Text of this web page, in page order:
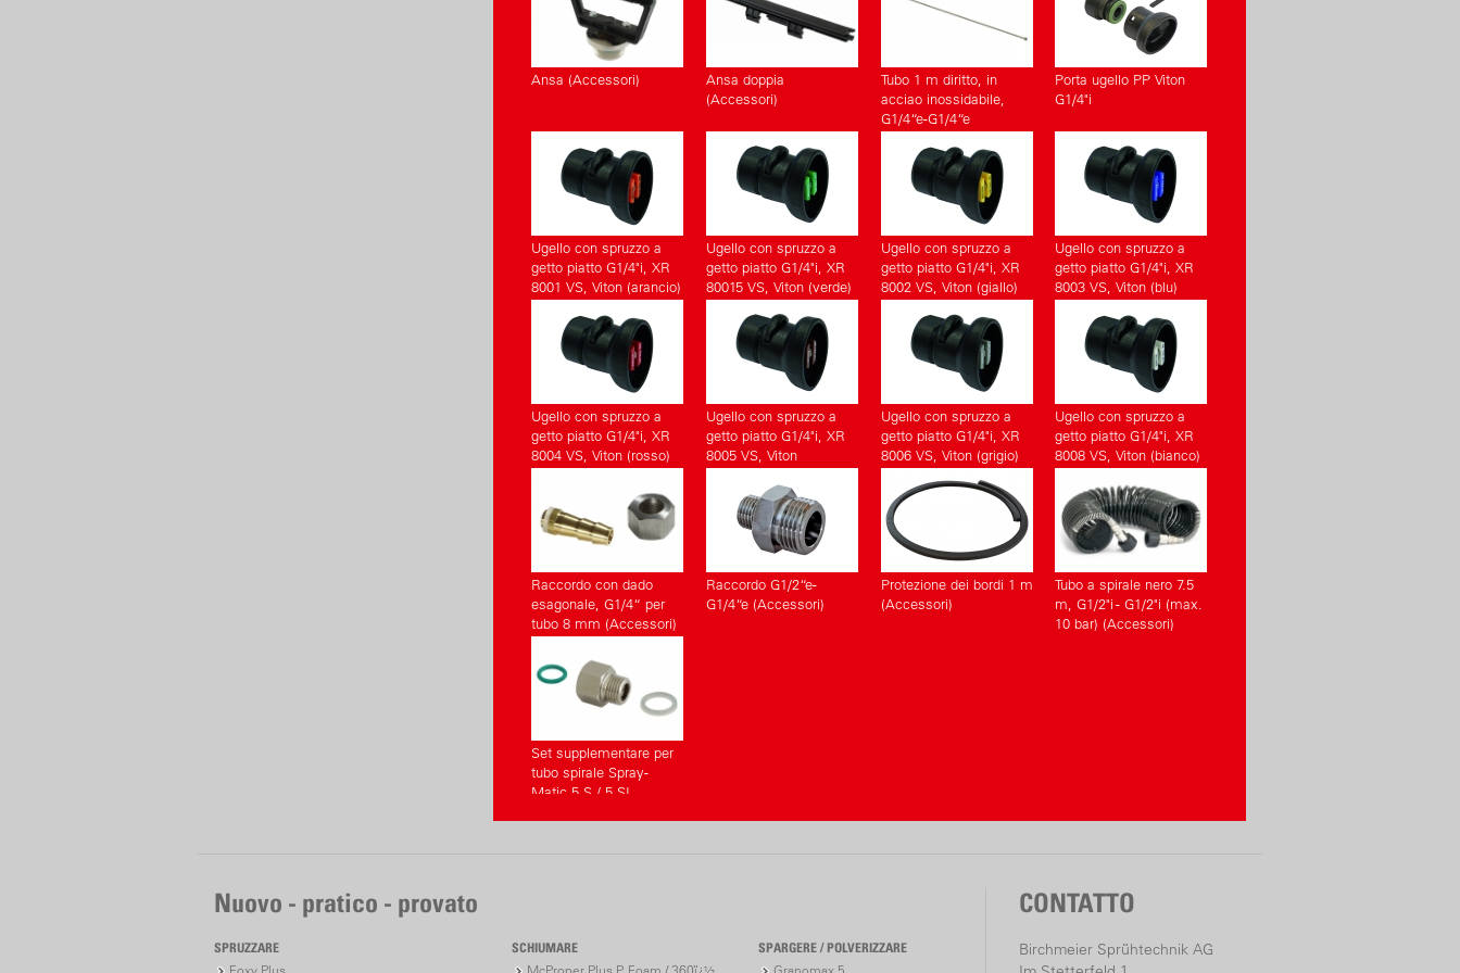
Ansa (Accessori)
Ansa doppia
(Accessori)
Tubo 1 m diritto, in
acciao inossidabile,
G1/4“e-G1/4“e
Porta ugello PP Viton
G1/4"i
Ugello con spruzzo a
getto piatto G1/4"i, XR
8001 VS, Viton (arancio)
Ugello con spruzzo a
getto piatto G1/4"i, XR
80015 VS, Viton (verde)
Ugello con spruzzo a
getto piatto G1/4"i, XR
8002 VS, Viton (giallo)
Ugello con spruzzo a
getto piatto G1/4"i, XR
8003 VS, Viton (blu)
Ugello con spruzzo a
getto piatto G1/4"i, XR
8004 VS, Viton (rosso)
Ugello con spruzzo a
getto piatto G1/4"i, XR
8005 VS, Viton
Ugello con spruzzo a
getto piatto G1/4"i, XR
8006 VS, Viton (grigio)
Ugello con spruzzo a
getto piatto G1/4"i, XR
8008 VS, Viton (bianco)
Raccordo con dado
esagonale, G1/4“ per
tubo 8 mm (Accessori)
Raccordo G1/2“e-
G1/4“e (Accessori)
Protezione dei bordi 1 m
(Accessori)
Tubo a spirale nero 7.5
m, G1/2"i - G1/2"i (max.
10 bar) (Accessori)
Set supplementare per
tubo spirale Spray-
Matic 5 S / 5 SI
Nuovo - pratico - provato
SPRUZZARE
SCHIUMARE
SPARGERE / POLVERIZZARE
CONTATTO
Birchmeier Sprühtechnik AG